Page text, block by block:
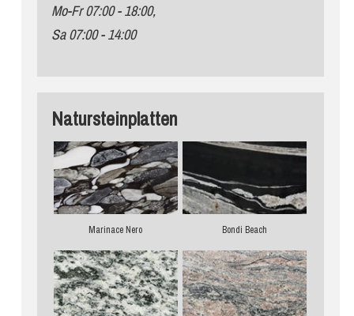
Mo-Fr 07:00 - 18:00,
Sa 07:00 - 14:00
Natursteinplatten
Marinace Nero Bondi Beach